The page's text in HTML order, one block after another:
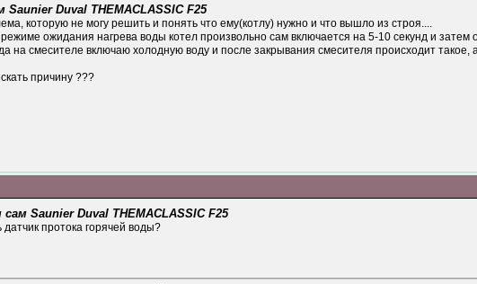
Duval THEMACLASSIC F25
которую не могу решить и понять что ему(котлу) нужно и что вышло из строя....
ожидания нагрева воды котел произвольно сам включается на 5-10 секунд и затем
на смесителе включаю холодную воду и после закрывания смесителя происходит
причину ???
Saunier Duval THEMACLASSIC F25
протока горячей воды?